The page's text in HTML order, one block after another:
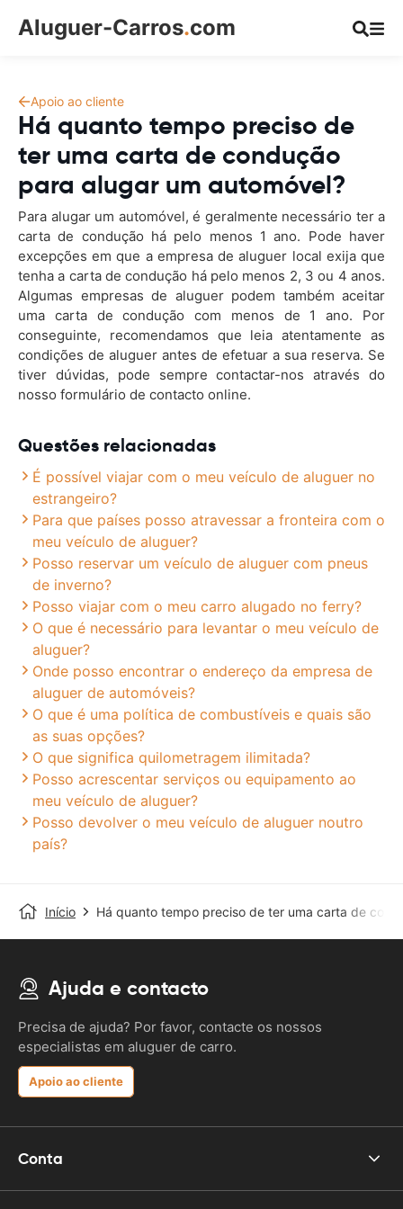
Aluguer-Carros.com
Apoio ao cliente
Há quanto tempo preciso de
ter uma carta de condução
para alugar um automóvel?
Para alugar um automóvel, é geralmente necessário ter a
carta de condução há pelo menos 1 ano. Pode haver
excepções em que a empresa de aluguer local exija que
tenha a carta de condução há pelo menos 2, 3 ou 4 anos.
Algumas empresas de aluguer podem também aceitar
uma carta de condução com menos de 1 ano. Por
conseguinte, recomendamos que leia atentamente as
condições de aluguer antes de efetuar a sua reserva. Se
tiver dúvidas, pode sempre contactar-nos através do
nosso formulário de contacto online.
Questões relacionadas
É possível viajar com o meu veículo de aluguer no
estrangeiro?
Para que países posso atravessar a fronteira com o
meu veículo de aluguer?
Posso reservar um veículo de aluguer com pneus
de inverno?
Posso viajar com o meu carro alugado no ferry?
O que é necessário para levantar o meu veículo de
aluguer?
Onde posso encontrar o endereço da empresa de
aluguer de automóveis?
O que é uma política de combustíveis e quais são
as suas opções?
O que significa quilometragem ilimitada?
Posso acrescentar serviços ou equipamento ao
meu veículo de aluguer?
Posso devolver o meu veículo de aluguer noutro
país?
Início Há quanto tempo preciso de ter uma carta de
Ajuda e contacto
Precisa de ajuda? Por favor, contacte os nossos
especialistas em aluguer de carro.
Apoio ao cliente
Conta